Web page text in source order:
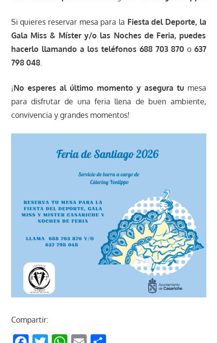
Si quieres reservar mesa para la Fiesta del Deporte, la
Gala Miss & Míster y/o las Noches de Feria, puedes
hacerlo llamando a los teléfonos 688 703 870o 637
798 048.
¡No esperes al último momento y asegura tu mesa
para disfrutar de una feria llena de buen ambiente,
convivencia y grandes momentos!
Compartir: